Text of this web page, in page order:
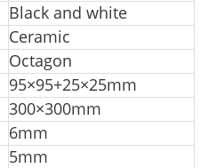
Black and white
Ceramic
Octagon
95×95+25×25mm
300×300mm
6mm
5mm